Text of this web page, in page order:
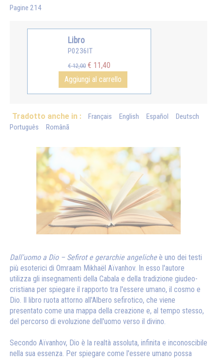
Pagine 214
Libro
P0236IT
€ 12,00 € 11,40
Aggiungi al carrello
Tradotto anche in : Français English Español
Deutsch
Português
Românã
Dall'uomo a Dio – Sefirot e gerarchie angelicheè uno dei testi
più esoterici di Omraam Mikhaël Aïvanhov. In esso l'autore
utilizza gli insegnamenti della Cabala e della tradizione giudeo-
cristiana per spiegare il rapporto tra l'essere umano, il cosmo e
Dio. Il libro ruota attorno all'Albero sefirotico, che viene
presentato come una mappa della creazione e, al tempo stesso,
del percorso di evoluzione dell'uomo verso il divino.
Secondo Aïvanhov, Dio è la realtà assoluta, infinita e inconoscibile
nella sua essenza. Per spiegare come l'essere umano possa